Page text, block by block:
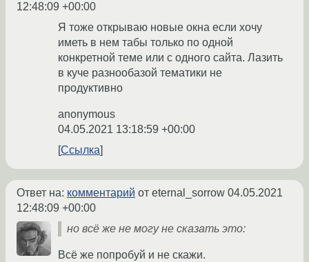
12:48:09 +00:00
Я тоже открываю новые окна если хочу
иметь в нем табы только по одной
конкретной теме или с одного сайта. Лазить
в куче разнообазой тематики не
продуктивно
anonymous
04.05.2021 13:18:59 +00:00
Ссылка
Ответ на: комментарий от eternal_sorrow 04.05.2021
12:48:09 +00:00
но всё же не могу не сказать это:
Всё же попробуй и не скажи.